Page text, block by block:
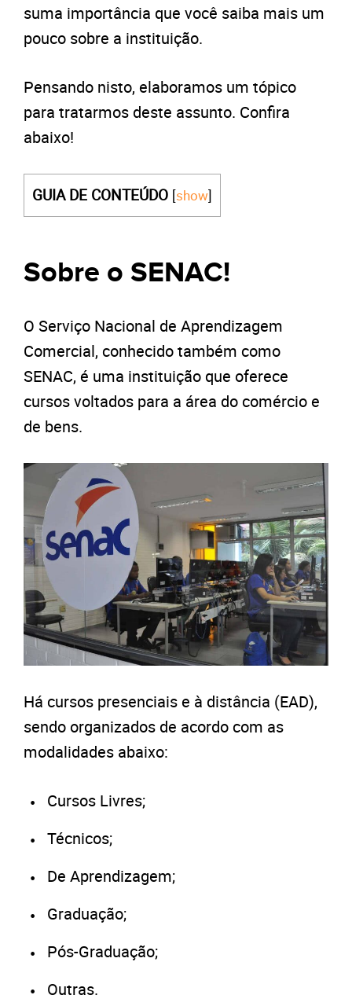
suma importância que você saiba mais um
pouco sobre a instituição.
Pensando nisto, elaboramos um tópico
para tratarmos deste assunto. Confira
abaixo!
GUIA DE CONTEÚDO [show]
Sobre o SENAC!
O Serviço Nacional de Aprendizagem
Comercial, conhecido também como
SENAC, é uma instituição que oferece
cursos voltados para a área do comércio e
de bens.
Há cursos presenciais e à distância (EAD),
sendo organizados de acordo com as
modalidades abaixo:
Cursos Livres;
Técnicos;
De Aprendizagem;
Graduação;
Pós-Graduação;
Outras.